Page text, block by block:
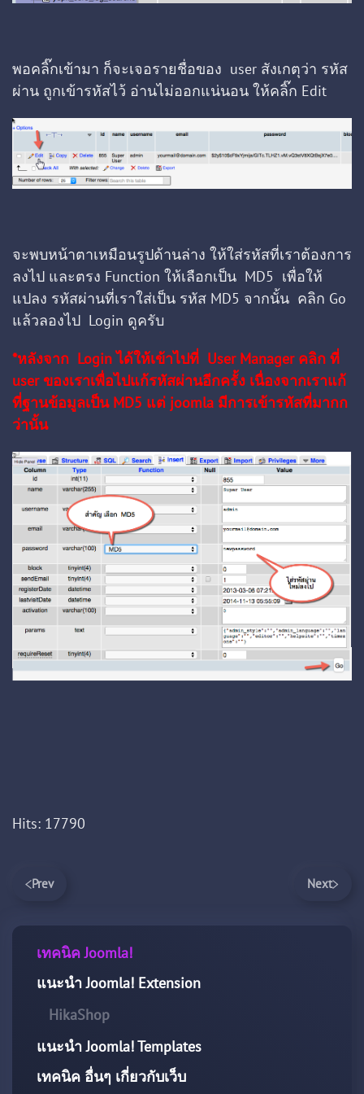
พอคลิ๊กเข้ามา ก็จะเจอรายชื่อของ user สังเกตุว่า รหัส
ผ่าน ถูกเข้ารหัสไว้ อ่านไม่ออกแน่นอน ให้คลิ๊ก Edit
จะพบหน้าตาเหมือนรูปด้านล่าง ให้ใส่รหัสที่เราต้องการ
ลงไป และตรง Function ให้เลือกเป็น MD5 เพื่อให้
แปลง รหัสผ่านที่เราใส่เป็น รหัส MD5 จากนั้น คลิก Go
แล้วลองไป Login ดูครับ
*หลังจาก Login ได้ให้เข้าไปที่ User Manager คลิก ที่
user ของเราเพื่อไปแก้รหัสผ่านอีกครั้ง เนื่องจากเราแก้
ที่ฐานข้อมูลเป็น MD5 แต่ joomla มีการเข้ารหัสที่มากก
ว่านั้น
Hits: 17790
Prev Next
เทคนิค Joomla!
แนะนำ Joomla! Extension
HikaShop
แนะนำ Joomla! Templates
เทคนิค อื่นๆ เกี่ยวกับเว็บ